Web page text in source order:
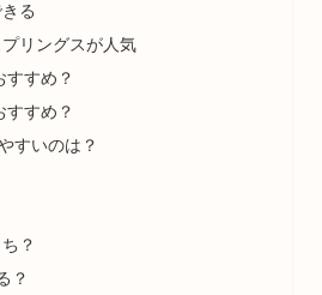
る
リングスが人気
すすめ？
すすめ？
すいのは？
？
？